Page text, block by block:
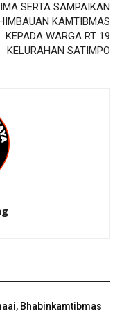
SERTA SAMPAIKAN
KAMTIBMAS
KEPADA WARGA RT 19
KELURAHAN SATIMPO
Bhabinkamtibmas